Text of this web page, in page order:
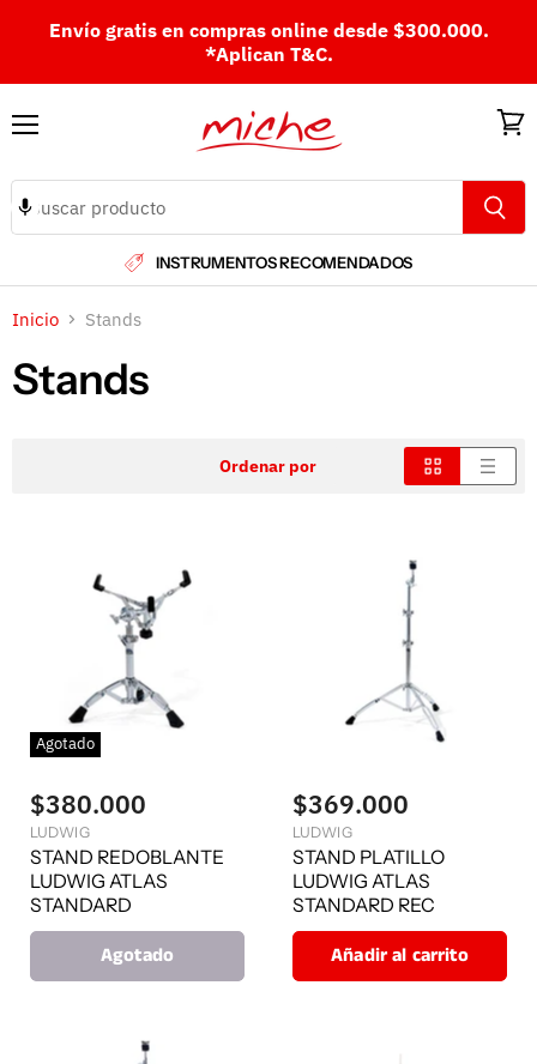
Envío gratis en compras online desde $300.000.
*Aplican T&C.
INSTRUMENTOS RECOMENDADOS
Inicio Stands
Stands
Ordenar por
Agotado
$380.000
LUDWIG
STAND REDOBLANTE
LUDWIG ATLAS
STANDARD
Agotado
$369.000
LUDWIG
STAND PLATILLO
LUDWIG ATLAS
STANDARD REC
Añadir al carrito